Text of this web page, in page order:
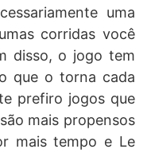
uma
corridas você
disso, o jogo tem
que o torna cada
prefiro jogos que
mais propensos
mais tempo e Le